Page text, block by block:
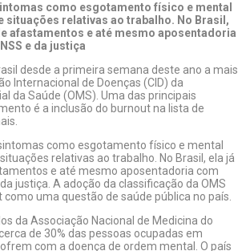
como esgotamento físico e mental
situações relativas ao trabalho. No Brasil,
afastamentos e até mesmo aposentadoria
e da justiça
desde a primeira semana deste ano a mais
Internacional de Doenças (CID) da
da Saúde (OMS). Uma das principais
é a inclusão do burnout na lista de
como esgotamento físico e mental
relativas ao trabalho. No Brasil, ela já
e até mesmo aposentadoria com
justiça. A adoção da classificação da OMS
uma questão de saúde pública no país.
da Associação Nacional de Medicina do
de 30% das pessoas ocupadas em
com a doença de ordem mental. O país